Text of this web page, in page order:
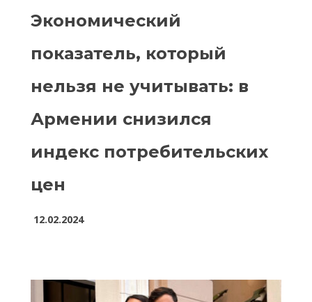
Экономический
показатель, который
нельзя не учитывать: в
Армении снизился
индекс потребительских
цен
12.02.2024